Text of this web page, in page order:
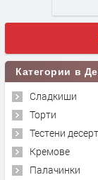
Сладкиши
Торти
Тестени
Кремове
Палачинки